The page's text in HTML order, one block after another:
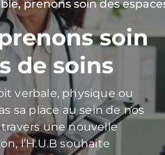
prenons soin des
soin
de soins
verbale, physique ou
sa place au sein de nos
une nouvelle
l’H.U.B souhaite